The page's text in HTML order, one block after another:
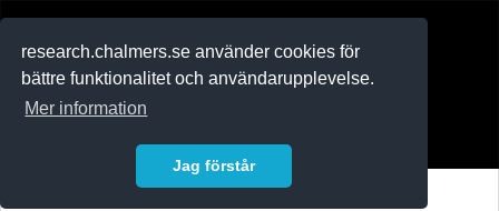
research.chalmers.se använder cookies för
bättre funktionalitet och användarupplevelse.
Mer information
Jag förstår